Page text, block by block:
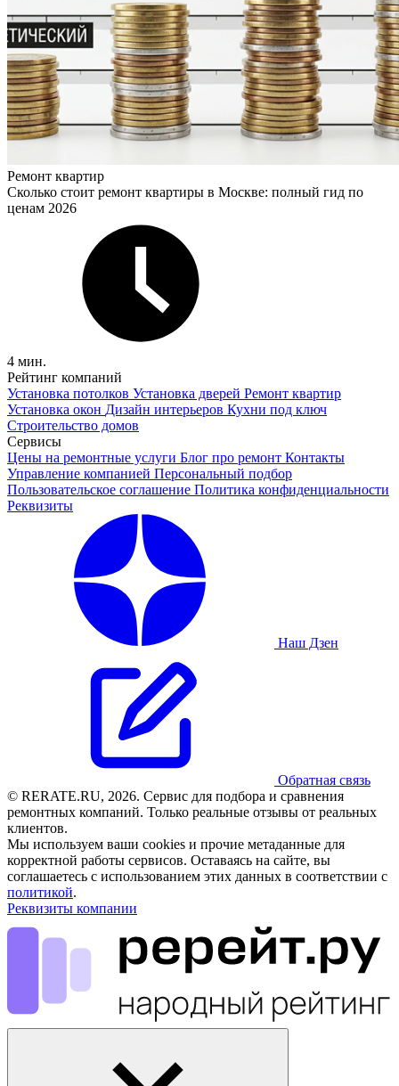
Ремонт квартир
Сколько стоит ремонт квартиры в Москве: полный гид по
ценам 2026
4 мин.
Рейтинг компаний
Установка потолков Установка дверей Ремонт квартир
Установка окон Дизайн интерьеров Кухни под ключ
Строительство домов
Сервисы
Цены на ремонтные услуги Блог про ремонт Контакты
Управление компанией Персональный подбор
Пользовательское соглашение Политика конфиденциальности
Реквизиты
Наш Дзен
Обратная связь
© RERATE.RU, 2026. Сервис для подбора и сравнения
ремонтных компаний. Только реальные отзывы от реальных
клиентов.
Мы используем ваши cookies и прочие метаданные для
корректной работы сервисов. Оставаясь на сайте, вы
соглашаетесь с использованием этих данных в соответствии с
политикой.
Реквизиты компании